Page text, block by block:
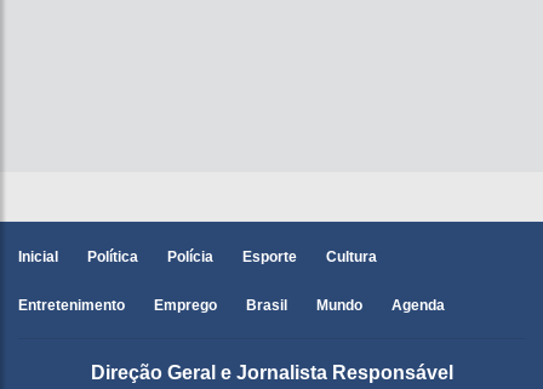
Inicial Política Polícia Esporte Cultura
Entretenimento Emprego Brasil Mundo Agenda
Direção Geral e Jornalista Responsável